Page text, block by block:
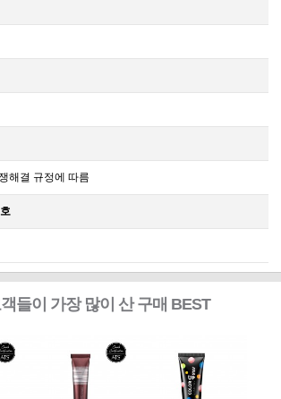
해결 규정에 따름
들이 가장 많이 산 구매 BEST